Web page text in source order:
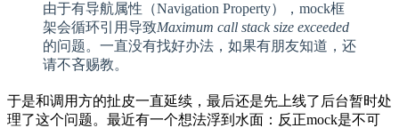
由于有导航属性（Navigation Property），mock框
架会循环引用导致Maximum call stack size exceeded
的问题。一直没有找好办法，如果有朋友知道，还
请不吝赐教。
于是和调用方的扯皮一直延续，最后还是先上线了后台暂时处
理了这个问题。最近有一个想法浮到水面：反正mock是不可